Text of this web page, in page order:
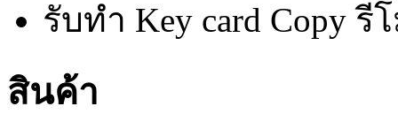
รับทำ Key card Copy
สินค้า